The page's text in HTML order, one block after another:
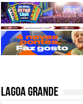
Lagoa Grande